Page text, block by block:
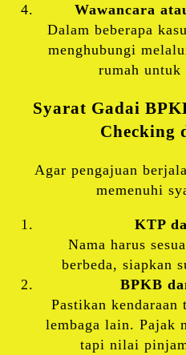
Wawancara
Dalam beberapa
menghubungi
rumah
Syarat Gadai
Checking
Agar pengajuan
memenuhi
KTP
Nama harus
berbeda, siapkan
BPKB
Pastikan
lembaga lain. Pajak
tapi nilai